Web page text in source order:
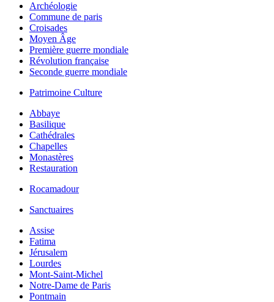
Archéologie
Commune de paris
Croisades
Moyen Âge
Première guerre mondiale
Révolution française
Seconde guerre mondiale
Patrimoine Culture
Abbaye
Basilique
Cathédrales
Chapelles
Monastères
Restauration
Rocamadour
Sanctuaires
Assise
Fatima
Jérusalem
Lourdes
Mont-Saint-Michel
Notre-Dame de Paris
Pontmain